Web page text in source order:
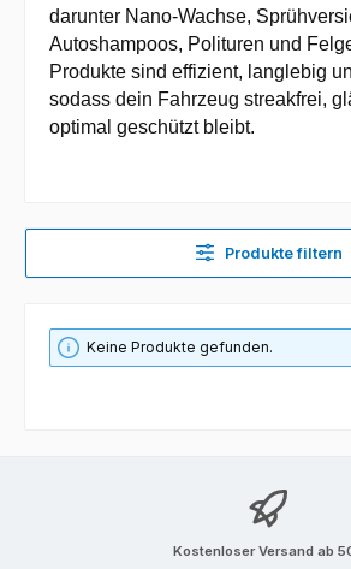
darunter Nano-Wachse,
Autoshampoos, Polituren und
Produkte sind effizient, langlebig
sodass dein Fahrzeug streakfrei,
optimal geschützt bleibt.
Produkte filtern
Keine Produkte gefunden.
Kostenloser Versand ab